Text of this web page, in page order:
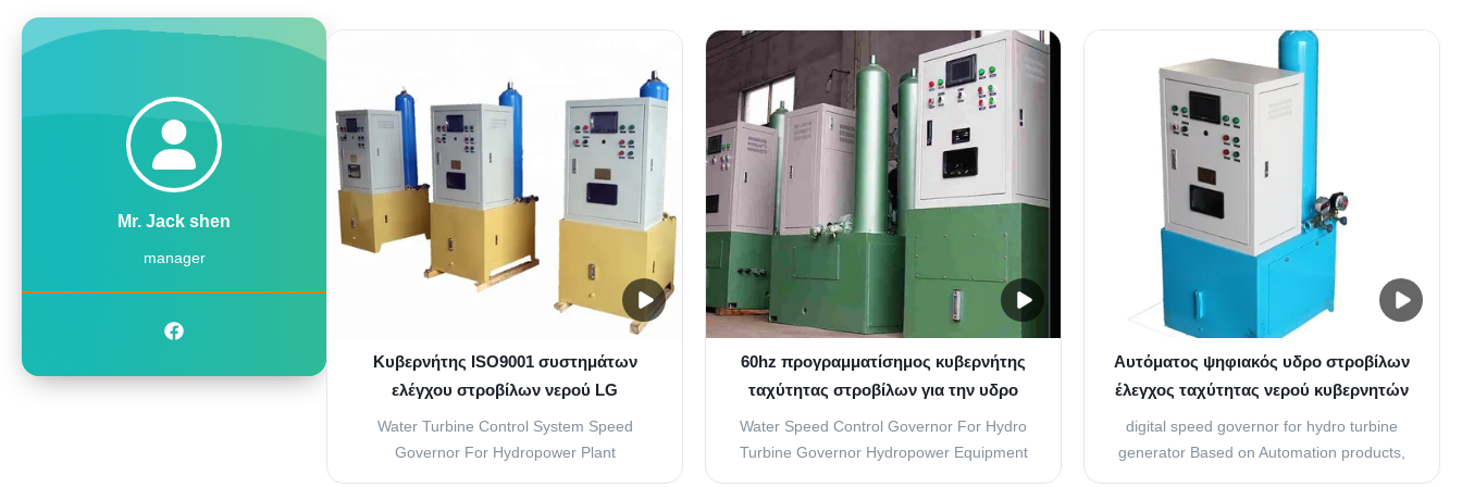
Mr. Jack shen
manager
Distributed Control System. Only one
engineering tool is ...
with any power output. They integrate
seamlessly into the Smart Control
Distributed Control System. Only one
engineering tool is ...
can regulate any type of turbine with any
power output. They integrate seamlessly
into the Smart Control Distributed Control
System. Only ...
Κυβερνήτης ISO9001 συστημάτων
ελέγχου στροβίλων νερού LG
προγραμματίσημος
Water Turbine Control System Speed
Governor For Hydropower Plant
Proportional gain (Kp) 0-20(times)
60hz προγραμματίσημος κυβερνήτης
ταχύτητας στροβίλων για την υδρο
γεννήτρια τουρμπίνας 700Kg
Water Speed Control Governor For Hydro
Turbine Governor Hydropower Equipment
Based on Automation products, Smart
Αυτόματος ψηφιακός υδρο στροβίλων
έλεγχος ταχύτητας νερού κυβερνητών
έξυπνος
digital speed governor for hydro turbine
generator Based on Automation products,
Smart Control* Turbine Speed Governors